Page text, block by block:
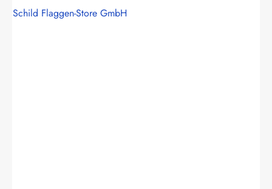
Schild Flaggen-Store GmbH